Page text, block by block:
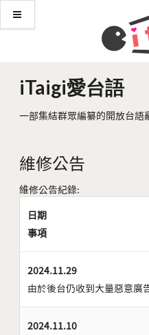
iTaigi愛台語
一部集結群眾編纂的開放台語
維修公告
維修公告紀錄:
日期
事項
2024.11.29
由於後台仍收到大量惡意廣
2024.11.10